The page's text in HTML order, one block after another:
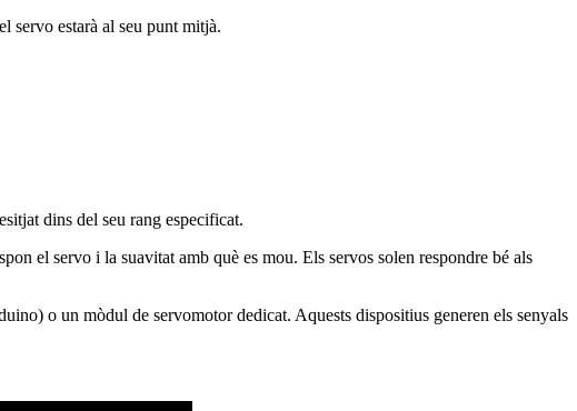
servo estarà al seu punt mitjà.
dins del seu rang especificat.
el servo i la suavitat amb què es mou. Els servos solen respondre bé als
o un mòdul de servomotor dedicat. Aquests dispositius generen els senyals